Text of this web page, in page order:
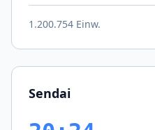
1.200.754 Einw.
Sendai